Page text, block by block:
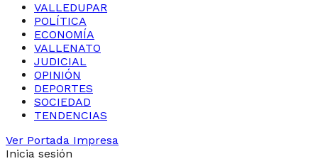
VALLEDUPAR
POLÍTICA
ECONOMÍA
VALLENATO
JUDICIAL
OPINIÓN
DEPORTES
SOCIEDAD
TENDENCIAS
Ver Portada Impresa
Inicia sesión